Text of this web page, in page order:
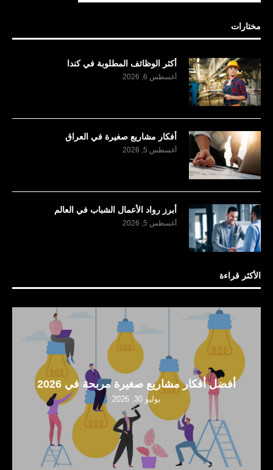
مختارات
أكثر الوظائف المطلوبة في كندا
أغسطس 6, 2026
أفكار مشاريع صغيرة في العراق
أغسطس 5, 2026
أبرز رواد الأعمال الشباب في العالم
أغسطس 5, 2026
الأكثر قراءة
أفضل أفكار مشاريع صغيرة مربحة في 2026
يوليو 30, 2026